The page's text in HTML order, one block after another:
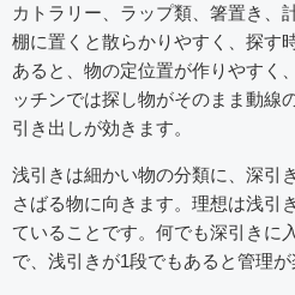
カトラリー、ラップ類、箸置き、
棚に置くと散らかりやすく、探す
あると、物の定位置が作りやすく
ッチンでは探し物がそのまま動線
引き出しが効きます。
浅引きは細かい物の分類に、深引
さばる物に向きます。理想は浅引
ていることです。何でも深引きに
で、浅引きが1段でもあると管理が